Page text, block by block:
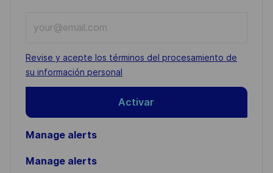
Email
address
(Required)
Required
Revise y acepte los términos del procesamiento de
su información personal
Activar
Manage alerts
Manage alerts